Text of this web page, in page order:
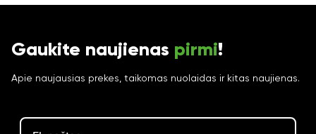
Gaukite naujienas pirmi!
Apie naujausias prekes, taikomas nuolaidas ir kitas naujienas.